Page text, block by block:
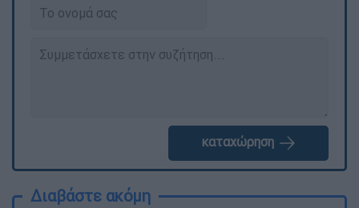
καταχώρηση
Διαβάστε ακόμη